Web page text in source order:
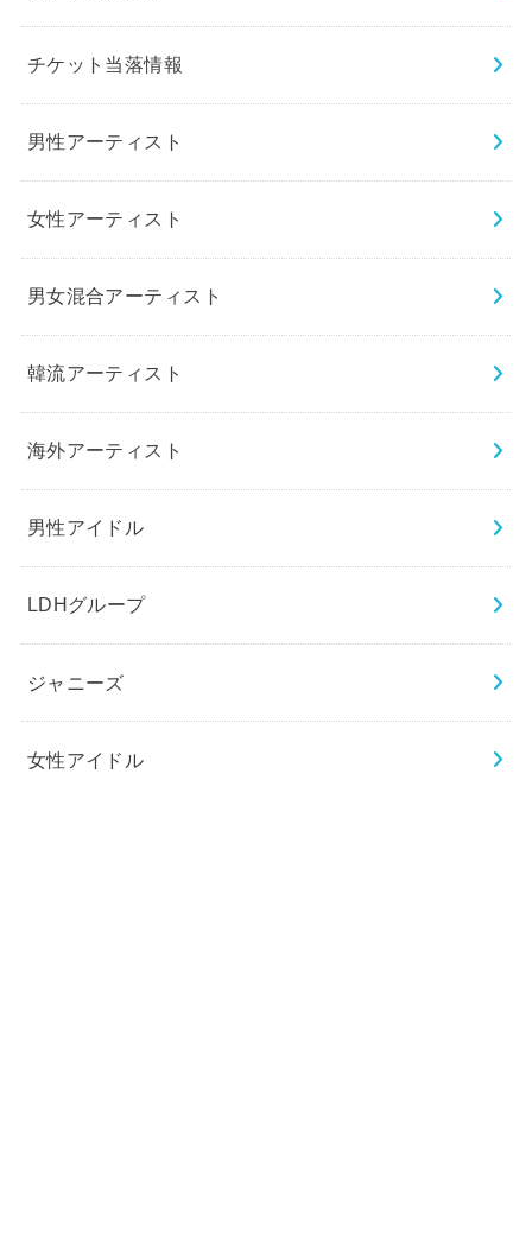
チケット当落情報
男性アーティスト
女性アーティスト
男女混合アーティスト
韓流アーティスト
海外アーティスト
男性アイドル
LDHグループ
ジャニーズ
女性アイドル